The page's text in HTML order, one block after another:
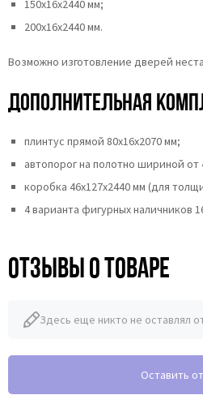
150х16х2440 мм;
200х16х2440 мм.
Возможно изготовление дверей
Дополнительная
плинтус прямой 80х16х2070 мм;
автопорог на полотно шириной от
коробка 46x127x2440 мм (для
4 варианта фигурных наличников
Отзывы о товаре
Здесь еще никто не оставлял
Оставить